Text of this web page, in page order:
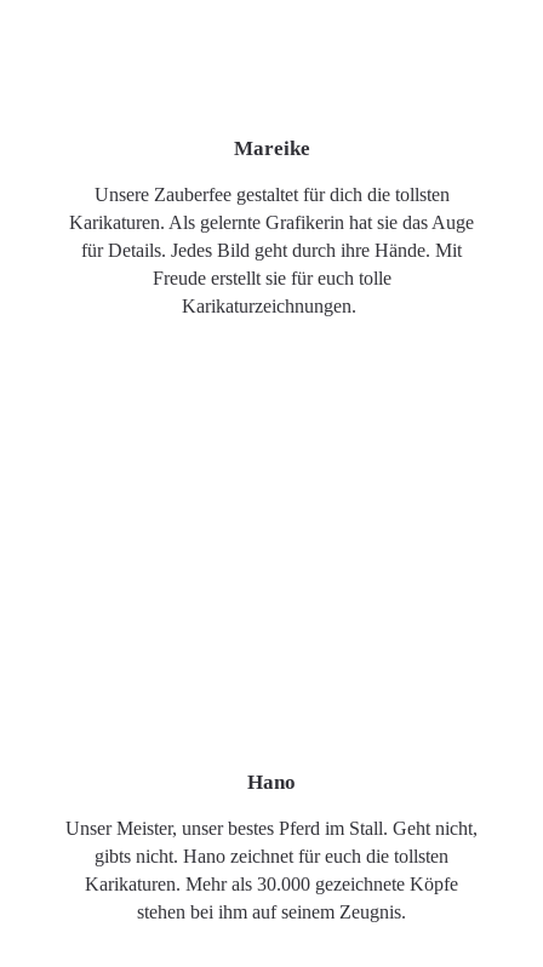
Mareike
Unsere Zauberfee gestaltet für dich die tollsten
Karikaturen. Als gelernte Grafikerin hat sie das Auge
für Details. Jedes Bild geht durch ihre Hände. Mit
Freude erstellt sie für euch tolle
Karikaturzeichnungen.
Hano
Unser Meister, unser bestes Pferd im Stall. Geht nicht,
gibts nicht. Hano zeichnet für euch die tollsten
Karikaturen. Mehr als 30.000 gezeichnete Köpfe
stehen bei ihm auf seinem Zeugnis.